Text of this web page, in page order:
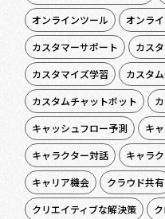
オンラインツール
オンラ
カスタマーサポート
カス
カスタマイズ学習
カスタ
カスタムチャットボット
キャッシュフロー予測
キ
キャラクター対話
キャラ
キャリア機会
クラウド共有
クリエイティブな解決策